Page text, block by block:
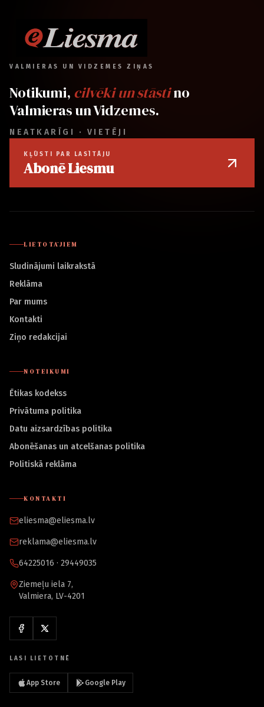
VALMIERAS UN VIDZEMES ZIŅAS
Notikumi, cilvēki un stāstino
Valmieras un Vidzemes.
NEATKARĪGI · VIETĒJI
KĻŪSTI PAR LASĪTĀJU
Abonē Liesmu
LIETOTĀJIEM
Sludinājumi laikrakstā
Reklāma
Par mums
Kontakti
Ziņo redakcijai
NOTEIKUMI
Ētikas kodekss
Privātuma politika
Datu aizsardzības politika
Abonēšanas un atcelšanas politika
Politiskā reklāma
KONTAKTI
eliesma@eliesma.lv
reklama@eliesma.lv
64225016 · 29449035
Ziemeļu iela 7,
Valmiera, LV-4201
LASI LIETOTNĒ
App Store Google Play